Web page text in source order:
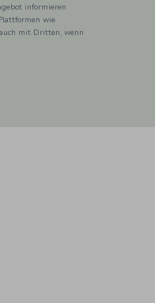
informieren
wie
mit Dritten, wenn